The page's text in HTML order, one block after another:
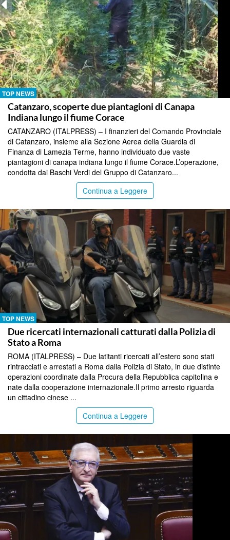
TOP NEWS
Catanzaro, scoperte due piantagioni di Canapa
Indiana lungo il fiume Corace
CATANZARO (ITALPRESS) – I finanzieri del Comando Provinciale
di Catanzaro, insieme alla Sezione Aerea della Guardia di
Finanza di Lamezia Terme, hanno individuato due vaste
piantagioni di canapa indiana lungo il fiume Corace.L’operazione,
condotta dai Baschi Verdi del Gruppo di Catanzaro...
Continua a Leggere
TOP NEWS
Due ricercati internazionali catturati dalla Polizia di
Stato a Roma
ROMA (ITALPRESS) – Due latitanti ricercati all’estero sono stati
rintracciati e arrestati a Roma dalla Polizia di Stato, in due distinte
operazioni coordinate dalla Procura della Repubblica capitolina e
nate dalla cooperazione internazionale.Il primo arresto riguarda
un cittadino cinese ...
Continua a Leggere